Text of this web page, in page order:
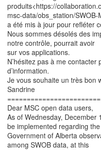
produits<https://
msc-data/obs_station/
a été mis à jour pour refléter
Nous sommes désolés des
notre contrôle, pourrait avoir
sur vos applications.
N’hésitez pas à me
d’information.
Je vous souhaite un très bon
Sandrine
Dear MSC open data users,
As of Wednesday, December
be implemented regarding the
Government of Alberta
among SWOB data, at this